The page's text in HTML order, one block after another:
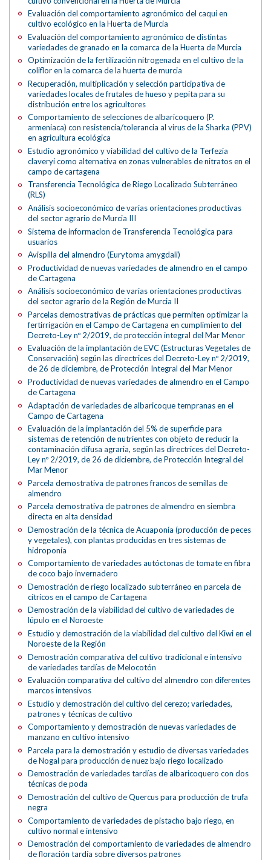
Evaluación del comportamiento agronómico del caqui en
cultivo ecológico en la Huerta de Murcia
Evaluación del comportamiento agronómico de distintas
variedades de granado en la comarca de la Huerta de Murcia
Optimización de la fertilización nitrogenada en el cultivo de la
coliflor en la comarca de la huerta de murcia
Recuperación, multiplicación y selección participativa de
variedades locales de frutales de hueso y pepita para su
distribución entre los agricultores
Comportamiento de selecciones de albaricoquero (P.
armeniaca) con resistencia/tolerancia al virus de la Sharka (PPV)
en agricultura ecológica
Estudio agronómico y viabilidad del cultivo de la Terfezia
claveryi como alternativa en zonas vulnerables de nitratos en el
campo de cartagena
Transferencia Tecnológica de Riego Localizado Subterráneo
(RLS)
Análisis socioeconómico de varias orientaciones productivas
del sector agrario de Murcia III
Sistema de informacion de Transferencia Tecnológica para
usuarios
Avispilla del almendro (Eurytoma amygdali)
Productividad de nuevas variedades de almendro en el campo
de Cartagena
Análisis socioeconómico de varias orientaciones productivas
del sector agrario de la Región de Murcia II
Parcelas demostrativas de prácticas que permiten optimizar la
fertirrigación en el Campo de Cartagena en cumplimiento del
Decreto-Ley nº 2/2019, de protección integral del Mar Menor
Evaluación de la implantación de EVC (Estructuras Vegetales de
Conservación) según las directrices del Decreto-Ley nº 2/2019,
de 26 de diciembre, de Protección Integral del Mar Menor
Productividad de nuevas variedades de almendro en el Campo
de Cartagena
Adaptación de variedades de albaricoque tempranas en el
Campo de Cartagena
Evaluación de la implantación del 5% de superficie para
sistemas de retención de nutrientes con objeto de reducir la
contaminación difusa agraria, según las directrices del Decreto-
Ley nº 2/2019, de 26 de diciembre, de Protección Integral del
Mar Menor
Parcela demostrativa de patrones francos de semillas de
almendro
Parcela demostrativa de patrones de almendro en siembra
directa en alta densidad
Demostración de la técnica de Acuaponía (producción de peces
y vegetales), con plantas producidas en tres sistemas de
hidroponía
Comportamiento de variedades autóctonas de tomate en fibra
de coco bajo invernadero
Demostración de riego localizado subterráneo en parcela de
cítricos en el campo de Cartagena
Demostración de la viabilidad del cultivo de variedades de
lúpulo en el Noroeste
Estudio y demostración de la viabilidad del cultivo del Kiwi en el
Noroeste de la Región
Demostración comparativa del cultivo tradicional e intensivo
de variedades tardías de Melocotón
Evaluación comparativa del cultivo del almendro con diferentes
marcos intensivos
Estudio y demostración del cultivo del cerezo; variedades,
patrones y técnicas de cultivo
Comportamiento y demostración de nuevas variedades de
manzano en cultivo intensivo
Parcela para la demostración y estudio de diversas variedades
de Nogal para producción de nuez bajo riego localizado
Demostración de variedades tardías de albaricoquero con dos
técnicas de poda
Demostración del cultivo de Quercus para producción de trufa
negra
Comportamiento de variedades de pistacho bajo riego, en
cultivo normal e intensivo
Demostración del comportamiento de variedades de almendro
de floración tardía sobre diversos patrones